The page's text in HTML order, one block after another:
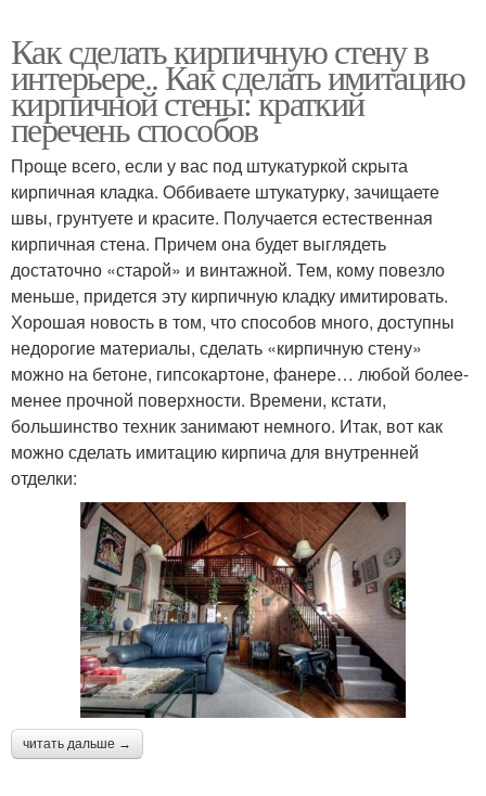
Как сделать кирпичную стену в
интерьере.. Как сделать имитацию
кирпичной стены: краткий
перечень способов
Проще всего, если у вас под штукатуркой скрыта
кирпичная кладка. Оббиваете штукатурку, зачищаете
швы, грунтуете и красите. Получается естественная
кирпичная стена. Причем она будет выглядеть
достаточно «старой» и винтажной. Тем, кому повезло
меньше, придется эту кирпичную кладку имитировать.
Хорошая новость в том, что способов много, доступны
недорогие материалы, сделать «кирпичную стену»
можно на бетоне, гипсокартоне, фанере… любой более-
менее прочной поверхности. Времени, кстати,
большинство техник занимают немного. Итак, вот как
можно сделать имитацию кирпича для внутренней
отделки:
читать дальше →